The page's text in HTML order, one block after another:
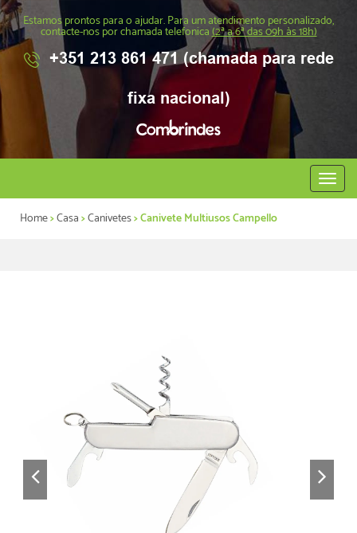
Estamos prontos para o ajudar. Para um atendimento personalizado,
contacte-nos por chamada telefonica(2ª a 6ª das 09h às 18h)
+351 213 861 471 (chamada para rede
fixa nacional)
Abrir
menu
Home>Casa>Canivetes> Canivete Multiusos Campello